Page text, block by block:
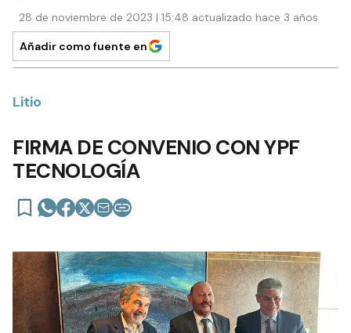
28 de noviembre de 2023 | 15:48 actualizado hace 3 años
Añadir como fuente en
Litio
FIRMA DE CONVENIO CON YPF
TECNOLOGÍA